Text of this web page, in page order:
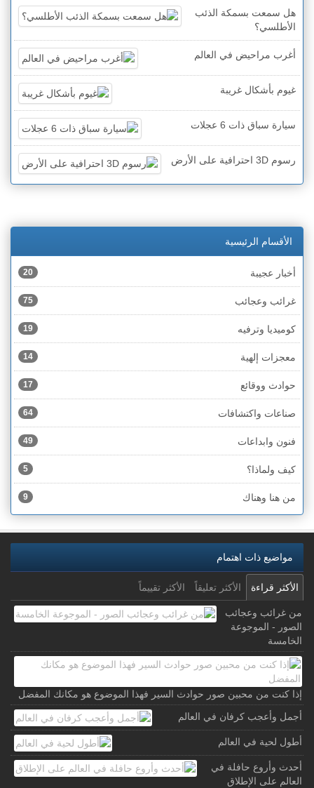
هل سمعت بسمكة الذئب
الأطلسي؟
أغرب مراحيض في العالم
غيوم بأشكال غريبة
سيارة سباق ذات 6 عجلات
رسوم 3D احترافية على الأرض
الأقسام الرئيسية
أخبار عجيبة 20
غرائب وعجائب 75
كوميديا وترفيه 19
معجزات إلهية 14
حوادث ووقائع 17
صناعات واكتشافات 64
فنون وابداعات 49
كيف ولماذا؟ 5
من هنا وهناك 9
مواضيع ذات اهتمام
الأكثر قراءة الأكثر تعليقاً الأكثر تقييماً
من غرائب وعجائب
الصور - الموجوعة
الخامسة
إذا كنت من محبين صور حوادث السير فهذا الموضوع هو مكانك المفضل
أجمل وأعجب كرفان في العالم
أطول لحية في العالم
أحدث وأروع حافلة في
العالم على الإطلاق